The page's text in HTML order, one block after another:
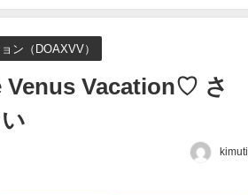
ン（DOAXVV）
Venus Vacation♡ さ
kimuti